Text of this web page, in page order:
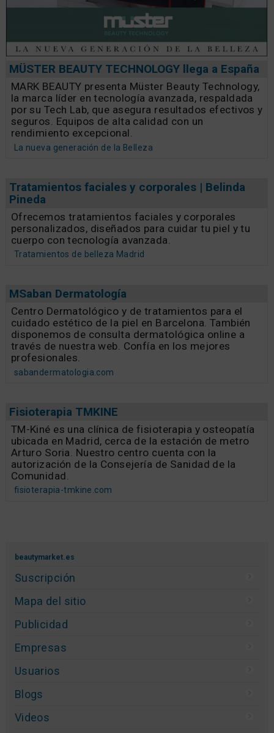
MÜSTER BEAUTY TECHNOLOGY llega a España
MARK BEAUTY presenta Müster Beauty Technology,
la marca líder en tecnología avanzada, respaldada
por su Tech Lab, que asegura resultados efectivos y
seguros. Equipos de alta calidad con un
rendimiento excepcional.
La nueva generación de la Belleza
Tratamientos faciales y corporales | Belinda
Pineda
Ofrecemos tratamientos faciales y corporales
personalizados, diseñados para cuidar tu piel y tu
cuerpo con tecnología avanzada.
Tratamientos de belleza Madrid
MSaban Dermatología
Centro Dermatológico y de tratamientos para el
cuidado estético de la piel en Barcelona. También
disponemos de consulta dermatológica online a
través de nuestra web. Confía en los mejores
profesionales.
sabandermatologia.com
Fisioterapia TMKINE
TM-Kiné es una clínica de fisioterapia y osteopatía
ubicada en Madrid, cerca de la estación de metro
Arturo Soria. Nuestro centro cuenta con la
autorización de la Consejería de Sanidad de la
Comunidad.
fisioterapia-tmkine.com
beautymarket.es
Suscripción
Mapa del sitio
Publicidad
Empresas
Usuarios
Blogs
Videos